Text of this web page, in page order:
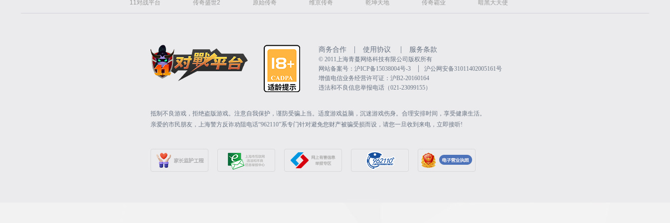
11对战平台 传奇盛世2 原始传奇 维京传奇 乾坤天地 传奇霸业 暗黑大天使
商务合作 | 使用协议 | 服务条款
©️ 2011上海青蔓网络科技有限公司版权所有
网站备案号：沪ICP备15038004号-3
|
沪公网安备31011402005161号
增值电信业务经营许可证：沪B2-20160164
违法和不良信息举报电话（021-23099155）
抵制不良游戏，拒绝盗版游戏。注意自我保护，谨防受骗上当。适度游戏益脑，沉迷游戏伤身。合理安排时间，享受健康生活。
亲爱的市民朋友，上海警方反诈劝阻电话“962110”系专门针对避免您财产被骗受损而设，请您一旦收到来电，立即接听!